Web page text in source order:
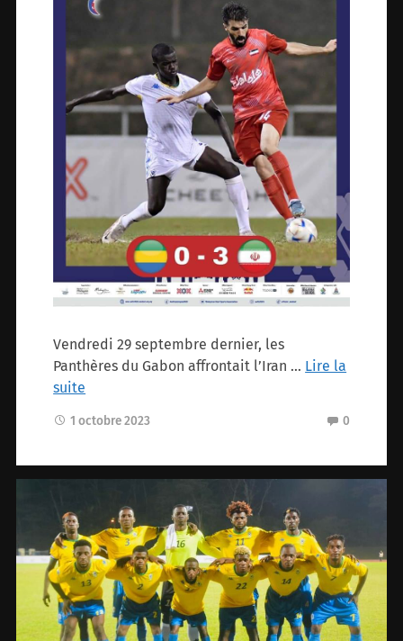
Vendredi 29 septembre dernier, les
Panthères du Gabon affrontait l’Iran … Lire la
suite
1 octobre 2023 0